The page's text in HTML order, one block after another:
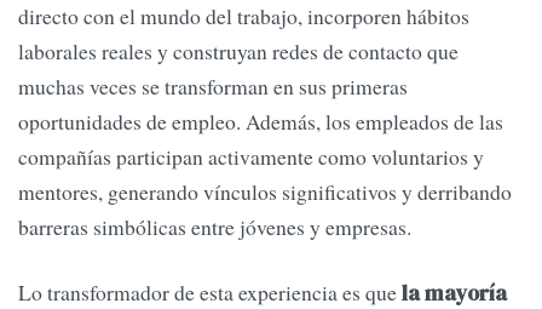
directo con el mundo del trabajo, incorporen hábitos
laborales reales y construyan redes de contacto que
muchas veces se transforman en sus primeras
oportunidades de empleo. Además, los empleados de las
compañías participan activamente como voluntarios y
mentores, generando vínculos significativos y derribando
barreras simbólicas entre jóvenes y empresas.
Lo transformador de esta experiencia es quela mayoría